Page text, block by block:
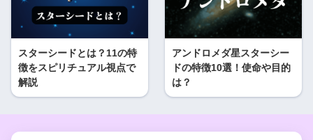
スターシードとは？11の特
徴をスピリチュアル視点で
解説
アンドロメダ星スターシー
ドの特徴10選！使命や目的
は？